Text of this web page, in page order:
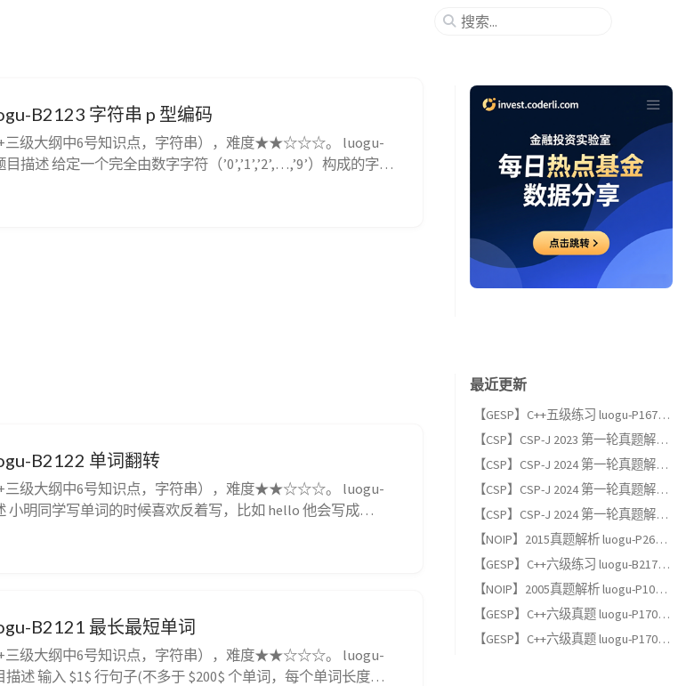
B2123 字符串 p 型编码
三级大纲中6号知识点，字符串），难度★★☆☆☆。 luogu-
描述 给定一个完全由数字字符（’0’,’1’,’2’,…,’9’）构成的字符
B2122 单词翻转
三级大纲中6号知识点，字符串），难度★★☆☆☆。 luogu-
小明同学写单词的时候喜欢反着写，比如 hello 他会写成
式 每个单词一行。 ...
B2121 最长最短单词
三级大纲中6号知识点，字符串），难度★★☆☆☆。 luogu-
描述 输入 $1$ 行句子(不多于 $200$ 个单词，每个单词长度不
最近更新
【GESP】C++五级练习 luogu-P1678 烦恼的高考志愿
【CSP】CSP-J 2023 第一轮真题解析（一）：单项选择题
【CSP】CSP-J 2024 第一轮真题解析（三）：完善程序题
【CSP】CSP-J 2024 第一轮真题解析（二）：阅读程序题
【CSP】CSP-J 2024 第一轮真题解析（一）：单项选择题
【NOIP】2015真题解析 luogu-P2678 跳石头（适合GESP六级以上练习）
【GESP】C++六级练习 luogu-B2174, 完全背包
【NOIP】2005真题解析 luogu-P1048 采药（适合GESP六级以上练习）
【GESP】C++六级真题 luogu-P17013, [GESP202606 六级] 满二叉树
【GESP】C++六级真题 luogu-P17012, [GESP202606 六级] 条形蛋糕